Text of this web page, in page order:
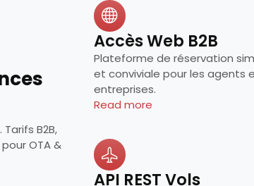
B2B,
OTA &
Accès Web B2B
Plateforme de réservation
et conviviale pour les agents
entreprises.
Read more
API REST Vols